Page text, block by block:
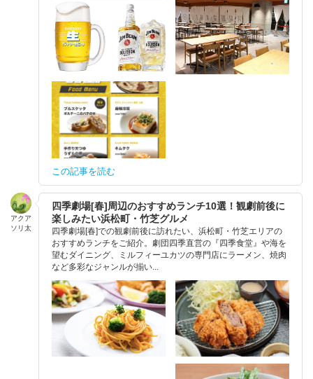
この記事を読む
アクア
ソリ太
四季劇場[春]周辺のおすすめランチ10選！観劇前後に
楽しみたい浜松町・竹芝グルメ
四季劇場[春]での観劇前後に訪れたい、浜松町・竹芝エリアの
おすすめランチをご紹介。劇団四季直営の『四季食堂』や海を
望むダイニング、ミルフィーユカツの専門店にラーメン、焼肉
など多彩なジャンルが揃い...